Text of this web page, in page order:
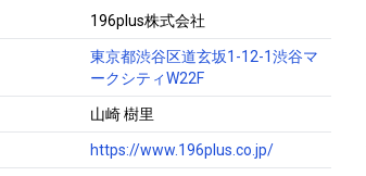
196plus株式会社
東京都渋谷区道玄坂1-12-1渋谷マ
ークシティW22F
山崎 樹里
https://www.196plus.co.jp/